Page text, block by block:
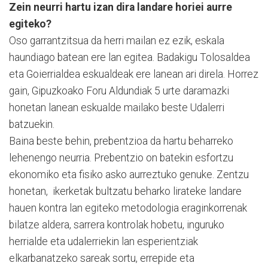
Zein neurri hartu izan dira landare horiei aurre
egiteko?
Oso garrantzitsua da herri mailan ez ezik, eskala
haundiago batean ere lan egitea. Ba­dakigu Tolosaldea
eta Goie­rrialdea es­kualdeak ere lanean ari direla. Horrez
gain, Gi­puz­koako Foru Aldundiak 5 urte da­ramazki
honetan lanean es­kualde mailako beste Udalerri
batzuekin.
Baina beste behin, preben­tzioa da hartu beharreko
lehenengo neurria. Prebentzio on batekin esfortzu
ekonomiko eta fisiko asko aurreztuko genuke. Zentzu
honetan, ikerketak bul­tzatu beharko lirateke landare
hauen kontra lan egiteko metodologia eraginkorrenak
bilatze aldera, sarrera kontrolak hobetu, inguruko
herrialde eta udalerriekin lan esperientziak
elkarbanatzeko sareak sortu, errepide eta